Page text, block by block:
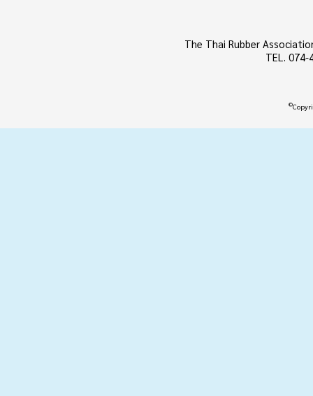
The Thai Rubber
TEL.
©